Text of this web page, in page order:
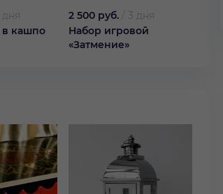
дня
кашпо
2 500 руб.
3 дня
Набор игровой
«Затмение»
50